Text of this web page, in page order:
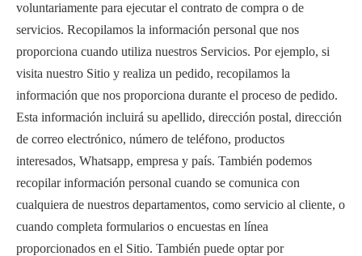
voluntariamente para ejecutar el contrato de compra o de
servicios. Recopilamos la información personal que nos
proporciona cuando utiliza nuestros Servicios. Por ejemplo, si
visita nuestro Sitio y realiza un pedido, recopilamos la
información que nos proporciona durante el proceso de pedido.
Esta información incluirá su apellido, dirección postal, dirección
de correo electrónico, número de teléfono, productos
interesados, Whatsapp, empresa y país. También podemos
recopilar información personal cuando se comunica con
cualquiera de nuestros departamentos, como servicio al cliente, o
cuando completa formularios o encuestas en línea
proporcionados en el Sitio. También puede optar por